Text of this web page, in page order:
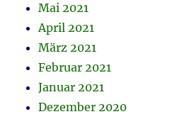
Mai 2021
April 2021
März 2021
Februar 2021
Januar 2021
Dezember 2020